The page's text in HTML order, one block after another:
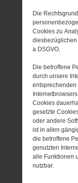
Die
Cookies zu
diesbezüglichen
a DSGVO.
Die betroffene
durch unsere
Cookies
gesetzte
oder andere
ist in allen
die betroffene
genutzten
alle Funktionen
nutzbar.